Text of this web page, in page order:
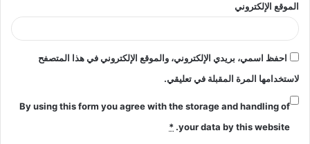
الموقع الإلكتروني
احفظ اسمي، بريدي الإلكتروني، والموقع الإلكتروني في هذا المتصفح
لاستخدامها المرة المقبلة في تعليقي.
By using this form you agree with the storage and handling of
your data by this website.
*